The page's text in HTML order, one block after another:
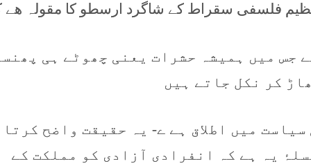
عظیم فلسفی سقراط کے شاگرد ارسطو کا مقولہ ھے
جس میں ہمیشہ حشرات یعنی چھوٹے ہی
کر نکل جاتے ہیں
میں اطلاق ہے ے- یہ حقیقت واضح
یہ ہے کہ انفرادی آزادی کو مملکت کے